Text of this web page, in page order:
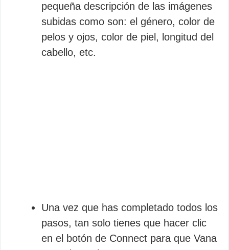
pequeña descripción de las imágenes
subidas como son: el género, color de
pelos y ojos, color de piel, longitud del
cabello, etc.
Una vez que has completado todos los
pasos, tan solo tienes que hacer clic
en el botón de Connect para que Vana